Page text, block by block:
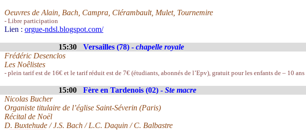
Oeuvres de Alain, Bach, Campra, Clérambault, Mulet, Tournemire
- Libre participation
Lien : orgue-ndsl.blogspot.com/
15:30 Versailles (78) - chapelle royale
Frédéric Desenclos
Les Noêlistes
- plein tarif est de 16€ et le tarif réduit est de 7€ (étudiants, abonnés de l’Epv), gratuit pour les enfants de – 10 ans
15:00 Fère en Tardenois (02) - Ste macre
Nicolas Bucher
Organiste titulaire de l’église Saint-Séverin (Paris)
Récital de Noël
D. Buxtehude / J.S. Bach / L.C. Daquin / C. Balbastre